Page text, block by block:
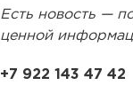
Есть новость —
ценной
+7 922 143 47 42